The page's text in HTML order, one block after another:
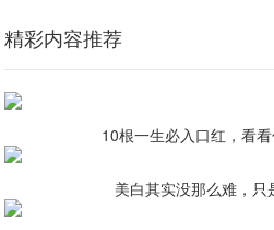
精彩内容推荐
10根一生必入口红，看看
美白其实没那么难，只